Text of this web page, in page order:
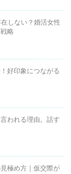
しない？婚活女性
略
好印象につながる
われる理由。話す
極め方｜仮交際が